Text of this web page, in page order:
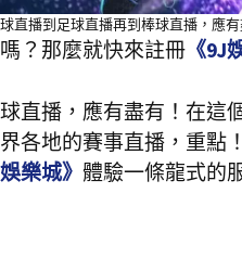
直播到足球直播再到棒球直播，應有
？那麼就快來註冊 《9J
直播，應有盡有！在這
各地的賽事直播，重點
樂城》 體驗一條龍式的